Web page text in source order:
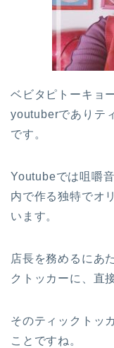
ベビタピトーキョ
youtuberでありテ
です。
Youtubeでは咀嚼
内で作る独特でオ
います。
店長を務めるにあ
クトッカーに、直
そのティックトッ
ことですね。